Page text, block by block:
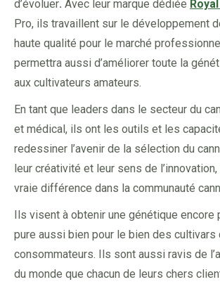
d’évoluer. Avec leur marque dédiée
Pro, ils travaillent sur le développement
haute qualité pour le marché
permettra aussi d’améliorer toute la
aux cultivateurs amateurs.
En tant que leaders dans le secteur du
et médical, ils ont les outils et les
redessiner l’avenir de la sélection du
leur créativité et leur sens de
vraie différence dans la communauté
Ils visent à obtenir une génétique
pure aussi bien pour le bien des cultivars
consommateurs. Ils sont aussi ravis de
du monde que chacun de leurs chers